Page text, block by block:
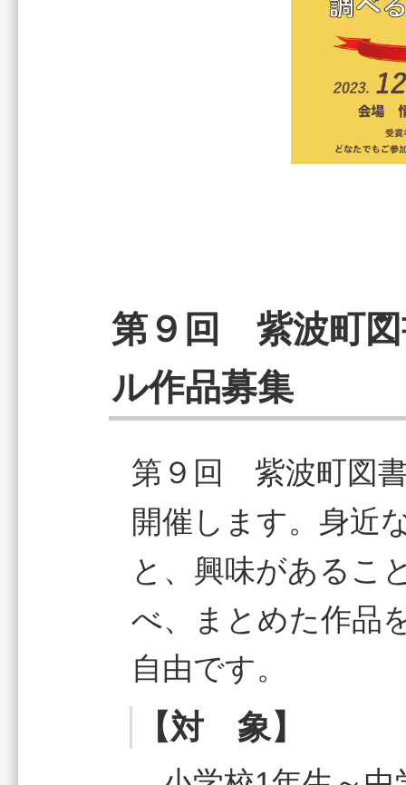
第９回 紫波町図
ル作品募集
第９回 紫波町図
開催します。身近
と、興味があるこ
べ、まとめた作品
自由です。
【対 象】